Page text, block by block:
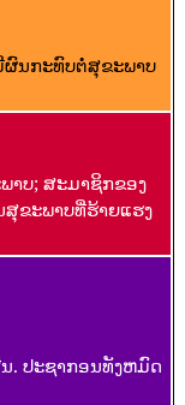
ນກະທົບຕໍ່ສຸຂະພາບ
າບ; ສະມາຊິກຂອງ
ຂະພາບທີ່ຮ້າຍແຮງ
. ປະຊາກອນທັງຫມົດ